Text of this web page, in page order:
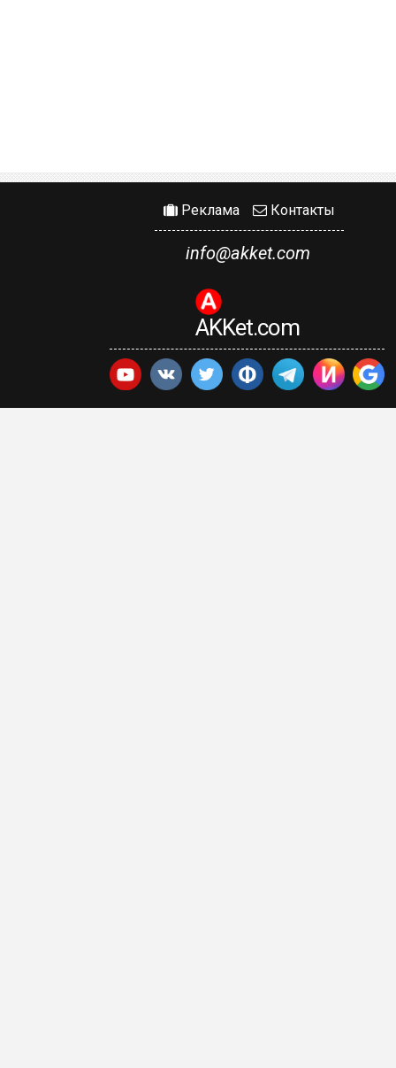
Реклама Контакты
info@akket.com
AKKet.com